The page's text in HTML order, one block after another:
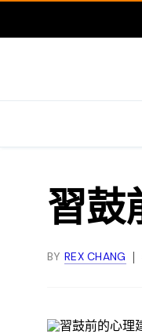
習鼓
BY REX CHANG